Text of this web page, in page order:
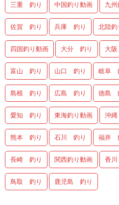
三重 釣り 中国釣り動画 九
佐賀 釣り 兵庫 釣り 北陸
四国釣り動画 大分 釣り 大
富山 釣り 山口 釣り 岐阜
島根 釣り 広島 釣り 徳島
愛知 釣り 東海釣り動画 沖
熊本 釣り 石川 釣り 福井
長崎 釣り 関西釣り動画 香
鳥取 釣り 鹿児島 釣り